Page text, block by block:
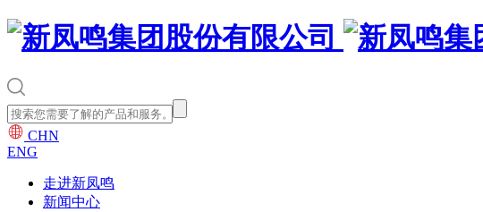
CHN
ENG
走进新凤鸣
新闻中心